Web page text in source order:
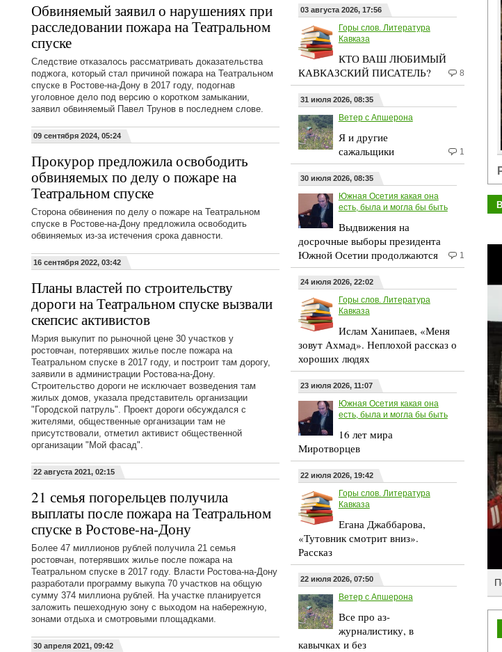
Обвиняемый заявил о нарушениях при
расследовании пожара на Театральном
спуске
Следствие отказалось рассматривать доказательства
поджога, который стал причиной пожара на Театральном
спуске в Ростове-на-Дону в 2017 году, подогнав
уголовное дело под версию о коротком замыкании,
заявил обвиняемый Павел Трунов в последнем слове.
09 сентября 2024, 05:24
Прокурор предложила освободить
обвиняемых по делу о пожаре на
Театральном спуске
Сторона обвинения по делу о пожаре на Театральном
спуске в Ростове-на-Дону предложила освободить
обвиняемых из-за истечения срока давности.
16 сентября 2022, 03:42
Планы властей по строительству
дороги на Театральном спуске вызвали
скепсис активистов
Мэрия выкупит по рыночной цене 30 участков у
ростовчан, потерявших жилье после пожара на
Театральном спуске в 2017 году, и построит там дорогу,
заявили в администрации Ростова-на-Дону.
Строительство дороги не исключает возведения там
жилых домов, указала представитель организации
"Городской патруль". Проект дороги обсуждался с
жителями, общественные организации там не
присутствовали, отметил активист общественной
организации "Мой фасад".
22 августа 2021, 02:15
21 семья погорельцев получила
выплаты после пожара на Театральном
спуске в Ростове-на-Дону
Более 47 миллионов рублей получила 21 семья
ростовчан, потерявших жилье после пожара на
Театральном спуске в 2017 году. Власти Ростова-на-Дону
разработали программу выкупа 70 участков на общую
сумму 374 миллиона рублей. На участке планируется
заложить пешеходную зону с выходом на набережную,
зонами отдыха и смотровыми площадками.
30 апреля 2021, 09:42
03 августа 2026, 17:56
Горы слов. Литература
Кавказа
КТО ВАШ ЛЮБИМЫЙ
КАВКАЗСКИЙ ПИСАТЕЛЬ?
8
31 июля 2026, 08:35
Ветер с Апшерона
Я и другие
сажальщики
1
30 июля 2026, 08:35
Южная Осетия какая она
есть, была и могла бы быть
Выдвижения на
досрочные выборы президента
Южной Осетии продолжаются
1
24 июля 2026, 22:02
Горы слов. Литература
Кавказа
Ислам Ханипаев, «Меня
зовут Ахмад». Неплохой рассказ о
хороших людях
23 июля 2026, 11:07
Южная Осетия какая она
есть, была и могла бы быть
16 лет мира
Миротворцев
22 июля 2026, 19:42
Горы слов. Литература
Кавказа
Егана Джаббарова,
«Тутовник смотрит вниз».
Рассказ
22 июля 2026, 07:50
Ветер с Апшерона
Все про аз-
журналистику, в
кавычках и без